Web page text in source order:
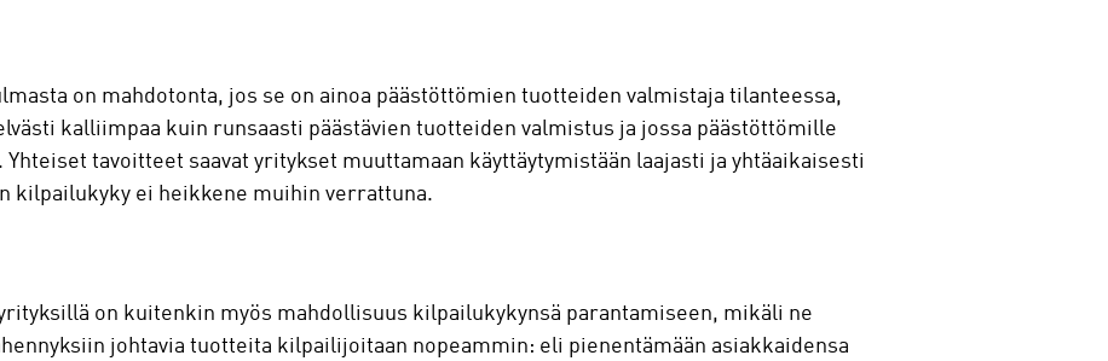
on mahdotonta, jos se on ainoa päästöttömien tuotteiden valmistaja tilanteessa,
kalliimpaa kuin runsaasti päästävien tuotteiden valmistus ja jossa päästöttömille
tavoitteet saavat yritykset muuttamaan käyttäytymistään laajasti ja yhtäaikaisesti
kilpailukyky ei heikkene muihin verrattuna.
on kuitenkin myös mahdollisuus kilpailukykynsä parantamiseen, mikäli ne
johtavia tuotteita kilpailijoitaan nopeammin: eli pienentämään asiakkaidensa